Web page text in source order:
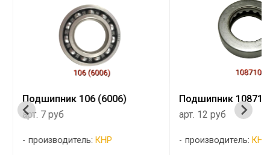
Подшипник 106 (6006)
арт. 7 руб
производитель: КНР
Подшипник 108710
арт. 12 руб
производитель: КНР